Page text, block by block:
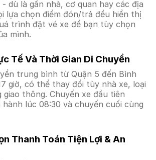
dù là gần nhà, cơ quan hay các địa
lựa chọn điểm đón/trả đều hiển thị
trình đặt vé xe để bạn tùy chọn
mình.
Tế Và Thời Gian Di Chuyển
trung bình từ Quận 5 đến Bình
giờ, có thể thay đổi tùy nhà xe, loại
thông. Chuyến xe đầu tiên
lúc 08:30 và chuyến cuối cùng
Thanh Toán Tiện Lợi & An